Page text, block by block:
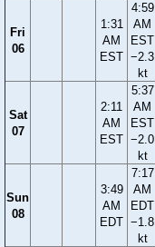
Fri
06
1:31
AM
EST
4:59
AM
EST
−2.3
kt
Sat
07
2:11
AM
EST
5:37
AM
EST
−2.0
kt
Sun
08
3:49
AM
EDT
7:17
AM
EDT
−1.8
kt